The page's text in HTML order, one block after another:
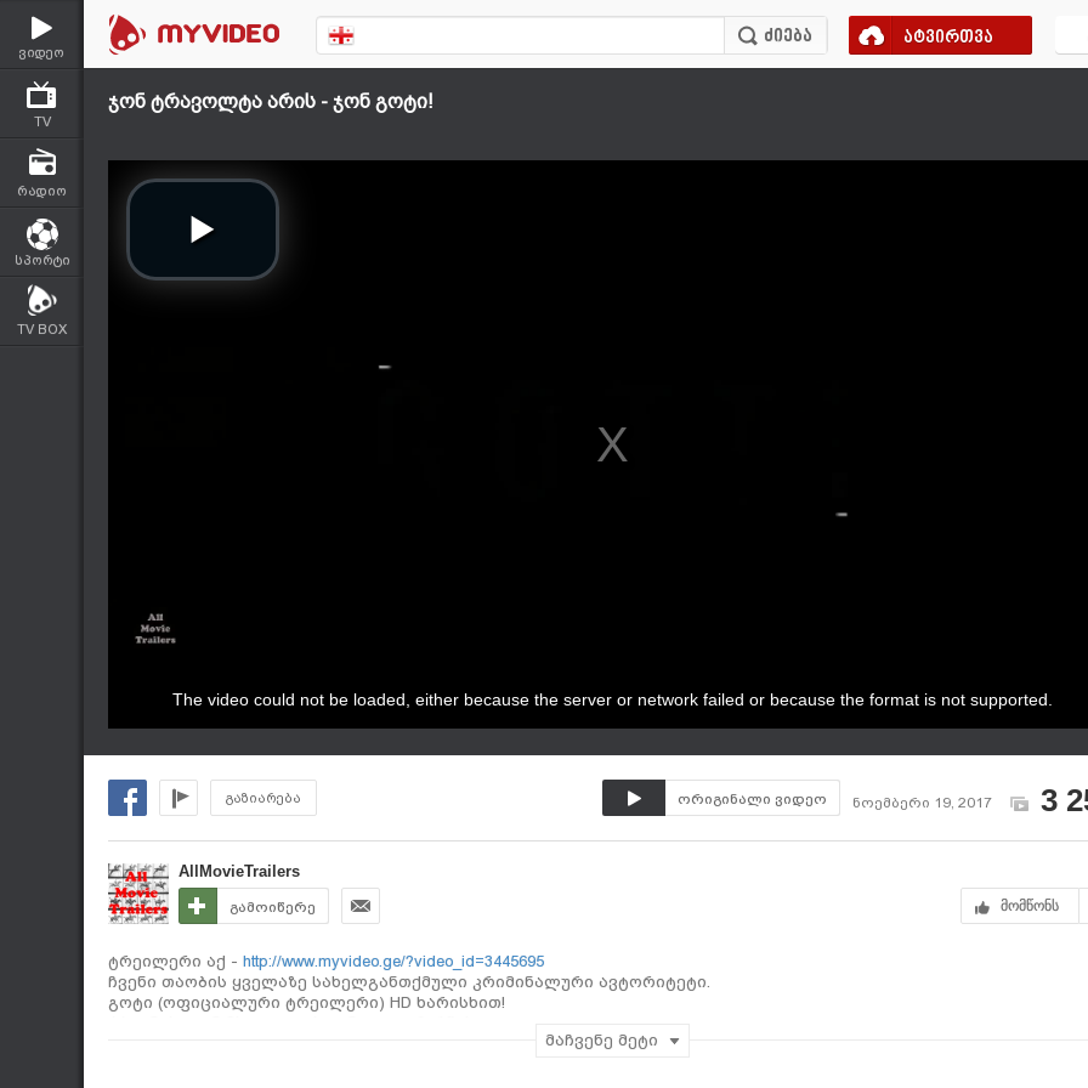
ვიდეო
TV
რადიო
სპორტი
TV BOX
ატვირთვა
ჯონ ტრავოლტა არის - ჯონ გოტი!
The video could not be loaded, either because the server or network failed or because the format is not supported.
გაზიარება ორიგინალი ვიდეო ნოემბერი 19, 2017 3
AllMovieTrailers
გამოიწერე მომწონს
ტრეილერი აქ - http://www.myvideo.ge/?video_id=3445695
ჩვენი თაობის ყველაზე სახელგანთქმული კრიმინალური ავტორიტეტი.
გოტი (ოფიციალური ტრეილერი) HD ხარისხით!
The True Story of the Most Notorious Gangster of Our Generationმაჩვენე მეტი